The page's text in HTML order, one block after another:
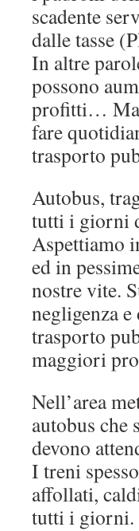
scadente
dalle tasse
In altre
possono
profitti… Ma
fare
trasporto
Autobus,
tutti i giorni
Aspettiamo
ed in
nostre vite.
negligenza
trasporto
maggiori
Nell’area
autobus che
devono
I treni
affollati,
tutti i giorni.